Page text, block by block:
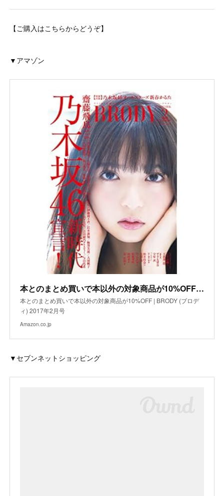
【ご購入はこちらからどうぞ】
▼アマゾン
本とのまとめ買いで本以外の対象商品が10%OFF | BRODY (ブロディ) 2017年2月号
本とのまとめ買いで本以外の対象商品が10%OFF | BRODY (ブロデ
ィ) 2017年2月号
Amazon.co.jp
▼セブンネットショッピング